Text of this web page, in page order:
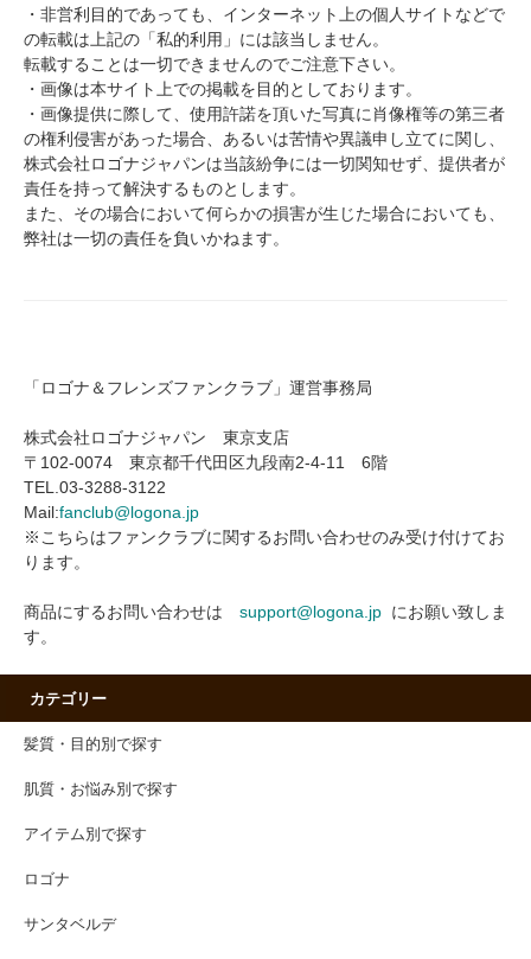
・非営利目的であっても、インターネット上の個人サイトなどで
の転載は上記の「私的利用」には該当しません。
転載することは一切できませんのでご注意下さい。
・画像は本サイト上での掲載を目的としております。
・画像提供に際して、使用許諾を頂いた写真に肖像権等の第三者
の権利侵害があった場合、あるいは苦情や異議申し立てに関し、
株式会社ロゴナジャパンは当該紛争には一切関知せず、提供者が
責任を持って解決するものとします。
また、その場合において何らかの損害が生じた場合においても、
弊社は一切の責任を負いかねます。
「ロゴナ＆フレンズファンクラブ」運営事務局
株式会社ロゴナジャパン 東京支店
〒102-0074 東京都千代田区九段南2-4-11 6階
TEL.03-3288-3122
Mail:fanclub@logona.jp
※こちらはファンクラブに関するお問い合わせのみ受け付けてお
ります。
商品にするお問い合わせは support@logona.jp にお願い致しま
す。
カテゴリー
髪質・目的別で探す
肌質・お悩み別で探す
アイテム別で探す
ロゴナ
サンタベルデ